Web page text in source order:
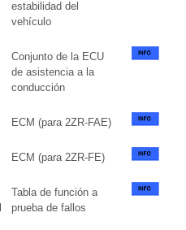
estabilidad del
vehículo
Conjunto de la ECU
de asistencia a la
conducción
ECM (para 2ZR-FAE)
ECM (para 2ZR-FE)
Tabla de función a
prueba de fallos